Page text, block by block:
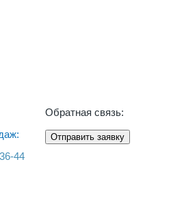
44
Обратная связь:
Отправить заявку